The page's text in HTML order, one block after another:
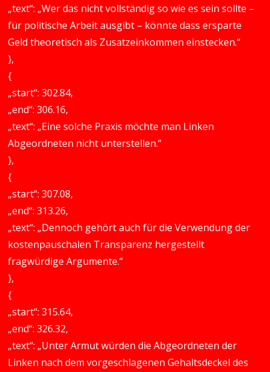
„text“: „Wer das nicht vollständig so wie es sein sollte –
für politische Arbeit ausgibt – könnte dass ersparte
Geld theoretisch als Zusatzeinkommen einstecken.“
},
{
„start“: 302.84,
„end“: 306.16,
„text“: „Eine solche Praxis möchte man Linken
Abgeordneten nicht unterstellen.“
},
{
„start“: 307.08,
„end“: 313.26,
„text“: „Dennoch gehört auch für die Verwendung der
kostenpauschalen Transparenz hergestellt
fragwürdige Argumente.“
},
{
„start“: 315.64,
„end“: 326.32,
„text“: „Unter Armut würden die Abgeordneten der
Linken nach dem vorgeschlagenen Gehaltsdeckel des